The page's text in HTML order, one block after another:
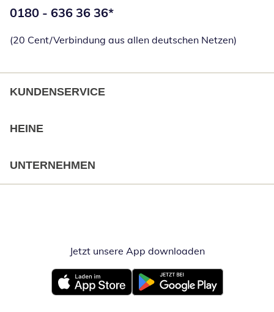
Telefonnummer:
0180 - 636 36 36*
(20 Cent/Verbindung aus allen deutschen Netzen)
KUNDENSERVICE
HEINE
UNTERNEHMEN
Jetzt unsere App downloadenÖffnet in
Öffnet in neuem FensterÖffnet in neuem Fenster